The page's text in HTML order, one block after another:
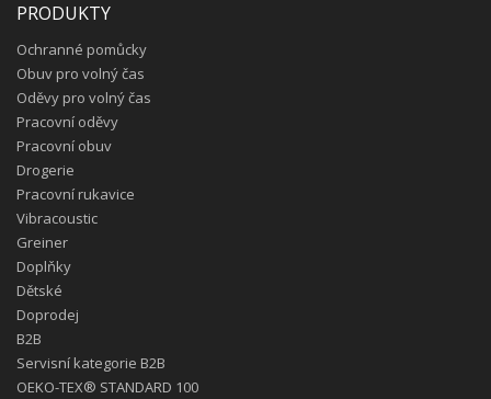
PRODUKTY
Ochranné pomůcky
Obuv pro volný čas
Oděvy pro volný čas
Pracovní oděvy
Pracovní obuv
Drogerie
Pracovní rukavice
Vibracoustic
Greiner
Doplňky
Dětské
Doprodej
B2B
Servisní kategorie B2B
OEKO-TEX® STANDARD 100